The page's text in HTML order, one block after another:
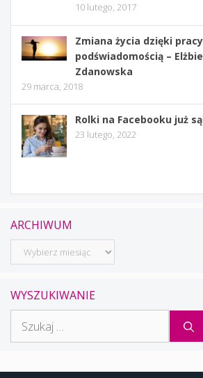
10 lutego, 2017
Zmiana życia dzięki
podświadomością –
Zdanowska
29 marca, 2018
Rolki na Facebooku już
23 lutego, 2022
ARCHIWUM
Archiwum
WYSZUKIWANIE